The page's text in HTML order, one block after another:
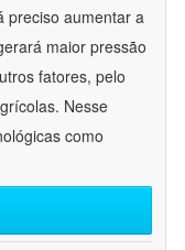
preciso aumentar a
maior pressão
fatores, pelo
Nesse
como